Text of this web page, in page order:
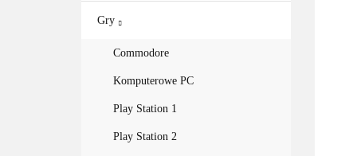
Gry
Commodore
Komputerowe PC
Play Station 1
Play Station 2